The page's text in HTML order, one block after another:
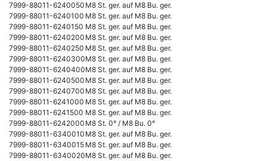
7999-88011-6240050 M8 St. ger. auf M8 Bu. ger.
7999-88011-6240100 M8 St. ger. auf M8 Bu. ger.
7999-88011-6240150 M8 St. ger. auf M8 Bu. ger.
7999-88011-6240200 M8 St. ger. auf M8 Bu. ger.
7999-88011-6240250 M8 St. ger. auf M8 Bu. ger.
7999-88011-6240300M8 St. ger. auf M8 Bu. ger.
7999-88011-6240400M8 St. ger. auf M8 Bu. ger.
7999-88011-6240500 M8 St. ger. auf M8 Bu. ger.
7999-88011-6240700 M8 St. ger. auf M8 Bu. ger.
7999-88011-6241000 M8 St. ger. auf M8 Bu. ger.
7999-88011-6241500 M8 St. ger. auf M8 Bu. ger.
7999-88011-6242000 M8 St. 0° / M8 Bu. 0°
7999-88011-6340010 M8 St. ger. auf M8 Bu. ger.
7999-88011-6340015 M8 St. ger. auf M8 Bu. ger.
7999-88011-6340020M8 St. ger. auf M8 Bu. ger.